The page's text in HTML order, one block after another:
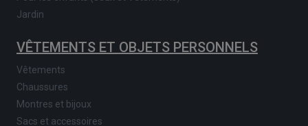
Jardin
VÊTEMENTS ET OBJETS PERSONNELS
Vêtements
Chaussures
Montres et bijoux
Sacs et accessoires